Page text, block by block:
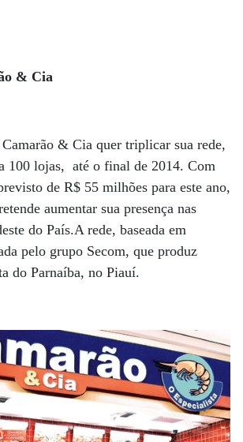
& Cia
& Cia quer triplicar sua rede,
100 lojas, até o final de 2014. Com
de R$ 55 milhões para este ano,
aumentar sua presença nas
do País.A rede, baseada em
pelo grupo Secom, que produz
do Parnaíba, no Piauí.